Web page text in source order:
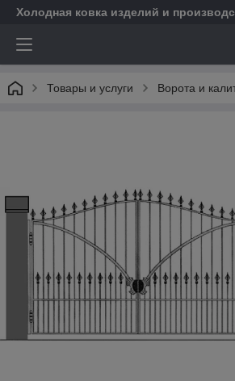
Холодная ковка изделий и
Товары и услуги Ворота и